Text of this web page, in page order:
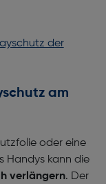
der
am
oder eine
Handys kann die
verlängern. Der